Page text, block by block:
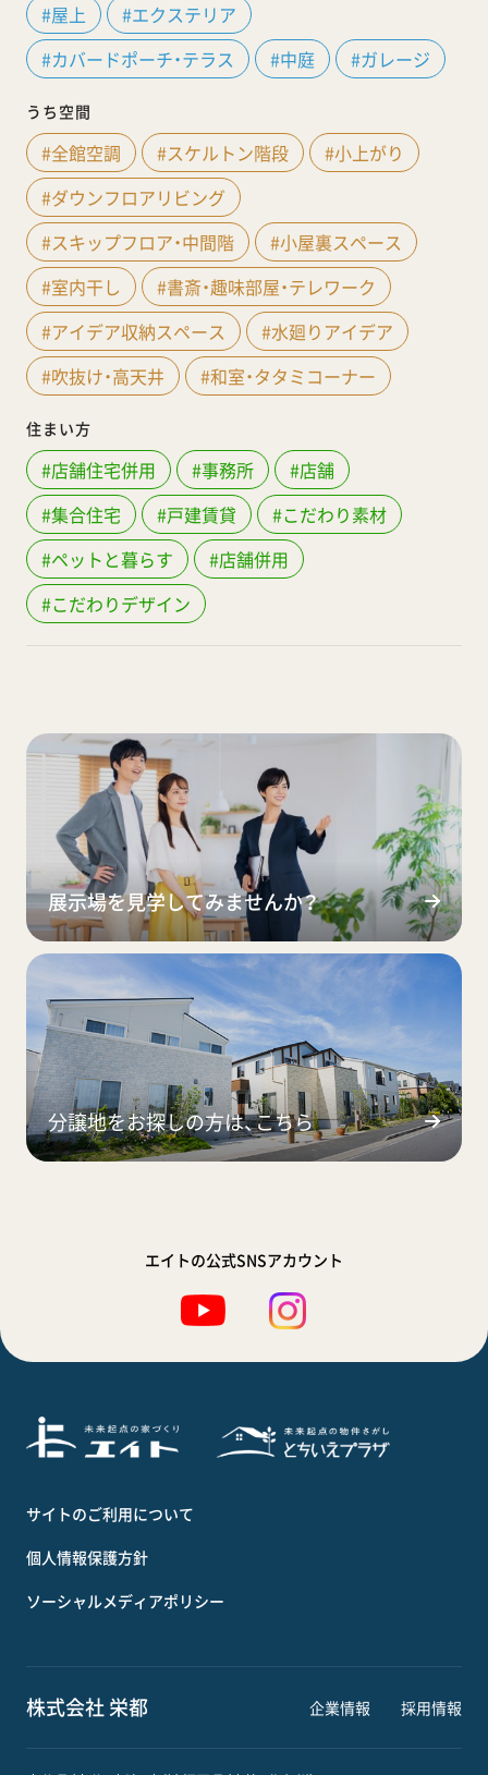
#屋上
#エクステリア
#カバードポーチ・テラス
#中庭 #ガレージ
うち空間
#全館空調 #スケルトン階段
#小上がり
#ダウンフロアリビング
#スキップフロア・中間階
#小屋裏スペース
#室内干し
#書斎・趣味部屋・テレワーク
#アイデア収納スペース
#水廻りアイデア
#吹抜け・高天井
#和室・タタミコーナー
住まい方
#店舗住宅併用 #事務所
#店舗
#集合住宅
#戸建賃貸
#こだわり素材
#ペットと暮らす
#店舗併用
#こだわりデザイン
展示場を見学してみませんか？
分譲地をお探しの方は、こちら
エイトの公式SNSアカウント
サイトのご利用について
個人情報保護方針
ソーシャルメディアポリシー
株式会社 栄都 企業情報 採用情報